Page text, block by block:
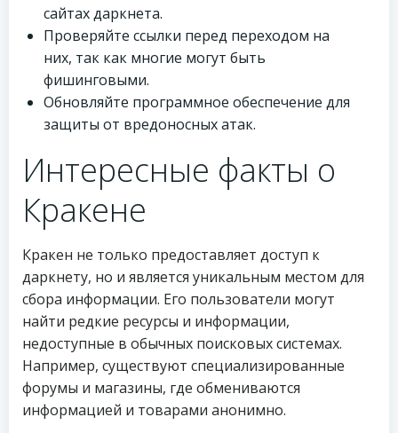
сайтах даркнета.
Проверяйте ссылки перед переходом на
них, так как многие могут быть
фишинговыми.
Обновляйте программное обеспечение для
защиты от вредоносных атак.
Интересные факты о
Кракене
Кракен не только предоставляет доступ к
даркнету, но и является уникальным местом для
сбора информации. Его пользователи могут
найти редкие ресурсы и информации,
недоступные в обычных поисковых системах.
Например, существуют специализированные
форумы и магазины, где обмениваются
информацией и товарами анонимно.